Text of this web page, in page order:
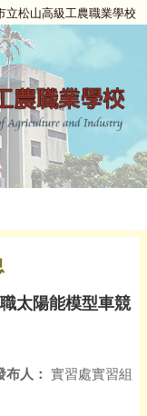
立松山高級工農職業學校
太陽能模型車競
布人： 實習處實習組